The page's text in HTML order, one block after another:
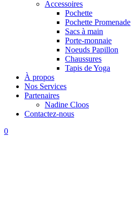
Accessoires
Pochette
Pochette Promenade
Sacs à main
Porte-monnaie
Noeuds Papillon
Chaussures
Tapis de Yoga
À propos
Nos Services
Partenaires
Nadine Cloos
Contactez-nous
0